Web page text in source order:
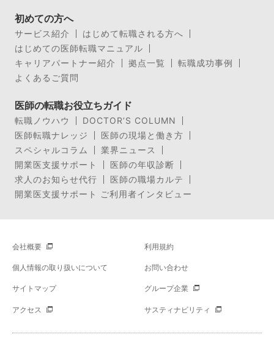
初めての方へ
サービス紹介
はじめて転職される方へ
はじめての医師転職マニュアル
キャリアパートナー紹介
拠点一覧
転職成功事例
よくあるご質問
医師の転職お役立ちガイド
転職ノウハウ
DOCTOR’S COLUMN
医師転職ナレッジ
医師の現場と働き方
スペシャルコラム
業界ニュース
開業医支援サポート
医師の年収診断
求人のお知らせ代行
医師の職場カルテ
開業医支援サポート ご利用者インタビュー
会社概要 利用規約
個人情報の取り扱いについて お問い合わせ
サイトマップ グループ企業
アクセス サスティナビリティ